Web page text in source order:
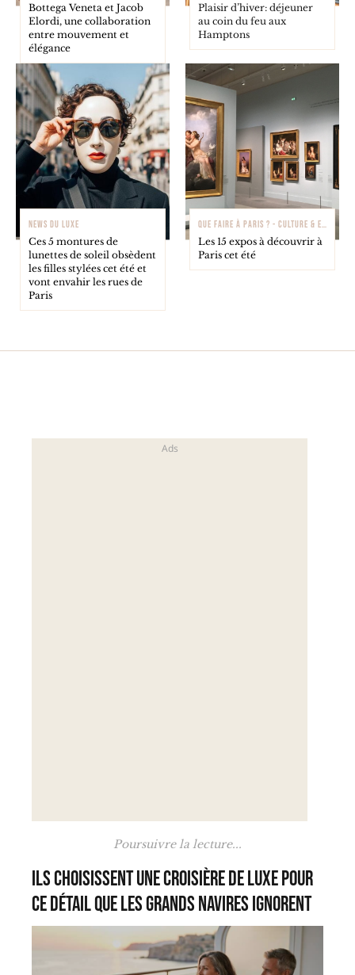
Bottega Veneta et Jacob
Elordi, une collaboration
entre mouvement et
élégance
Plaisir d’hiver: déjeuner
au coin du feu aux
Hamptons
NEWS DU LUXE
Ces 5 montures de
lunettes de soleil obsèdent
les filles stylées cet été et
vont envahir les rues de
Paris
QUE FAIRE À PARIS ? - CULTURE & EXPOSITIONS
Les 15 expos à découvrir à
Paris cet été
Poursuivre la lecture...
Ils choisissent une croisière de luxe pour
ce détail que les grands navires ignorent